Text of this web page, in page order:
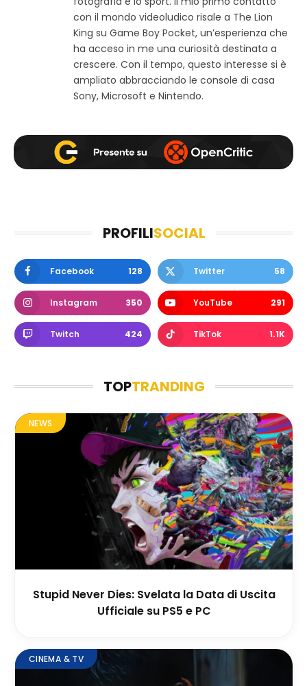
k
a
m
con il mondo videoludico risale a The Lion
King su Game Boy Pocket, un’esperienza che
ha acceso in me una curiosità destinata a
crescere. Con il tempo, questo interesse si è
ampliato abbracciando le console di casa
Sony, Microsoft e Nintendo.
PROFILISOCIAL
Facebook 128 Twitter 58
Instagram 350 YouTube 291
Twitch 424 TikTok 1.1K
TOPTRANDING
NEWS
Stupid Never Dies: Svelata la Data di Uscita
Ufficiale su PS5 e PC
CINEMA & TV